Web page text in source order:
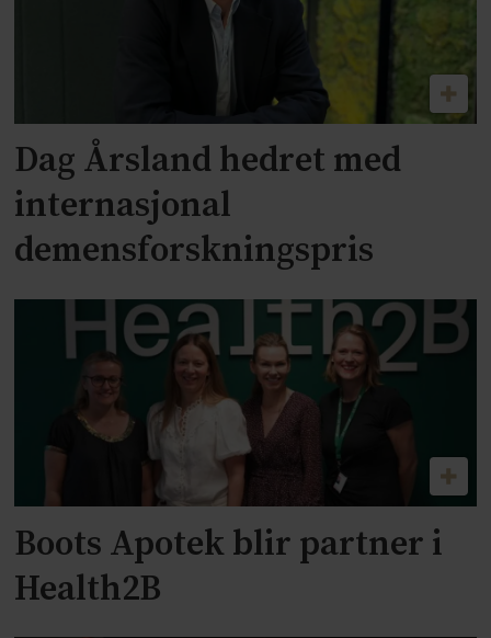
Dag Årsland hedret med
internasjonal
demensforskningspris
Boots Apotek blir partner i
Health2B